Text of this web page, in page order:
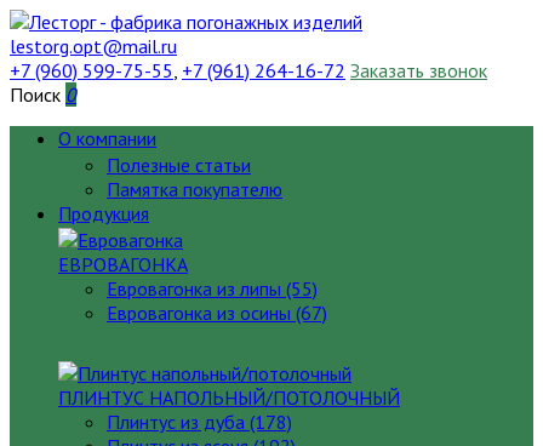
lestorg.opt@mail.ru
+7 (960) 599-75-55, +7 (961) 264-16-72 Заказать звонок
Поиск 0
О компании
Полезные статьи
Памятка покупателю
Продукция
ЕВРОВАГОНКА
Евровагонка из липы (55)
Евровагонка из осины (67)
ПЛИНТУС НАПОЛЬНЫЙ/ПОТОЛОЧНЫЙ
Плинтус из дуба (178)